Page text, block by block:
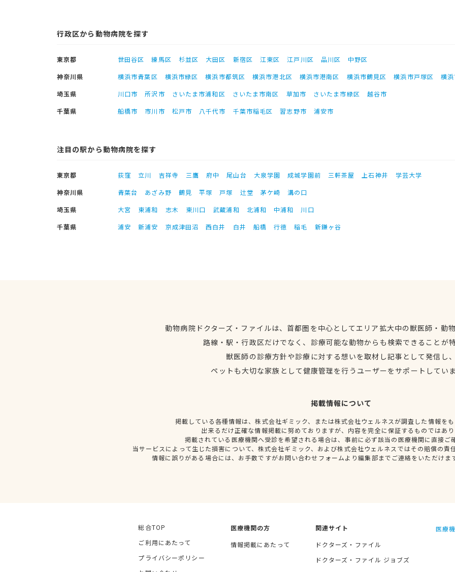
行政区から動物病院を探す
東京都 世田谷区 練馬区 杉並区 大田区 新宿区 江東区 江戸川区 品川区
中野区
神奈川県
横浜市青葉区 横浜市緑区 横浜市都筑区 横浜市港北区 横浜市港南区 横浜市鶴見区 横浜市戸塚区
横
埼玉県
川口市 所沢市 さいたま市浦和区 さいたま市南区 草加市 さいたま市緑区
越谷市
千葉県
船橋市 市川市 松戸市 八千代市 千葉市稲毛区 習志野市 浦安市
注目の駅から動物病院を探す
東京都 荻窪 立川 吉祥寺 三鷹 府中 尾山台 大泉学園 成城学園前 三軒茶屋 上石神井
学芸大学
神奈川県
青葉台 あざみ野 鶴見 平塚 戸塚 辻堂 茅ケ崎
溝の口
埼玉県
大宮 東浦和 志木 東川口 武蔵浦和 北浦和 中浦和
川口
千葉県
浦安 新浦安 京成津田沼 西白井 白井 船橋 行徳 稲毛 新鎌ヶ谷
動物病院ドクターズ・ファイルは、首都圏を中心としてエリア拡大中の獣医師・動
路線・駅・行政区だけでなく、診療可能な動物からも検索できることが
獣医師の診療方針や診療に対する想いを取材し記事として発信し
ペットも大切な家族として健康管理を行うユーザーをサポートしてい
掲載情報について
掲載している各種情報は、株式会社ギミック、または株式会社ウェルネスが調査した情報を
出来るだけ正確な情報掲載に努めておりますが、内容を完全に保証するものではあ
掲載されている医療機関へ受診を希望される場合は、事前に必ず該当の医療機関に直接ご
当サービスによって生じた損害について、株式会社ギミック、および株式会社ウェルネスではその賠償の責
情報に誤りがある場合には、お手数ですがお問い合わせフォームより編集部までご連絡をいただけま
総合TOP
ご利用にあたって
プライバシーポリシー
医療機関の方
情報掲載にあたって
関連サイト
ドクターズ・ファイル
ドクターズ・ファイル ジョブズ
医療